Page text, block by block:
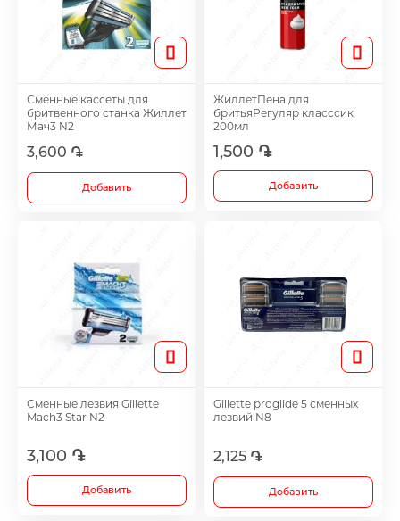
Таблетки для женщин
Anti-cholesterol Mediations
Diabetes Treatment Tablets
Vitamins for Children
Footh Care
Antidepressants
Сменные кассеты для
бритвенного станка Жиллет
Мач3 N2
3,600 ֏
Добавить
ЖиллетПена для
бритьяРегуляр класссик
200мл
1,500 ֏
Добавить
Сменные лезвия Gillette
Mach3 Star N2
3,100 ֏
Добавить
Gillette proglide 5 сменных
лезвий N8
2,125 ֏
Добавить